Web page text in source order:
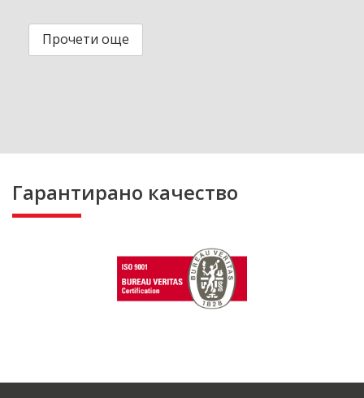
Прочети още
Гарантирано качество